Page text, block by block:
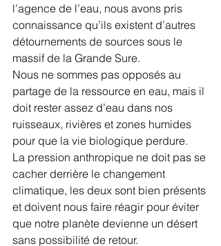
l’agence de l’eau, nous avons pris
connaissance qu’ils existent d’autres
détournements de sources sous le
massif de la Grande Sure.
Nous ne sommes pas opposés au
partage de la ressource en eau, mais il
doit rester assez d’eau dans nos
ruisseaux, rivières et zones humides
pour que la vie biologique perdure.
La pression anthropique ne doit pas se
cacher derrière le changement
climatique, les deux sont bien présents
et doivent nous faire réagir pour éviter
que notre planète devienne un désert
sans possibilité de retour.